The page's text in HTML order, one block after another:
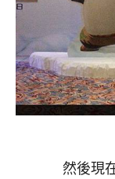
然後現